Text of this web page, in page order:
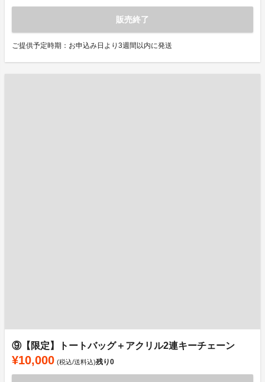
販売終了
ご提供予定時期：お申込み日より3週間以内に発送
⑨【限定】トートバッグ＋アクリル2連キーチェーン
¥10,000 (税込/送料込)残り0